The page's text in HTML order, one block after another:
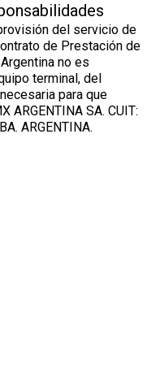
del servicio de
de Prestación de
no es
terminal, del
para que
ARGENTINA SA. CUIT:
ARGENTINA.